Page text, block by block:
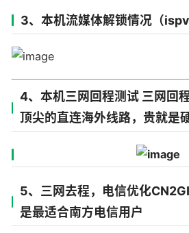
3、本机流媒体解锁情况（
4、本机三网回程测试 三网回
顶尖的直连海外线路，贵就是
5、三网去程，电信优化
是最适合南方电信用户